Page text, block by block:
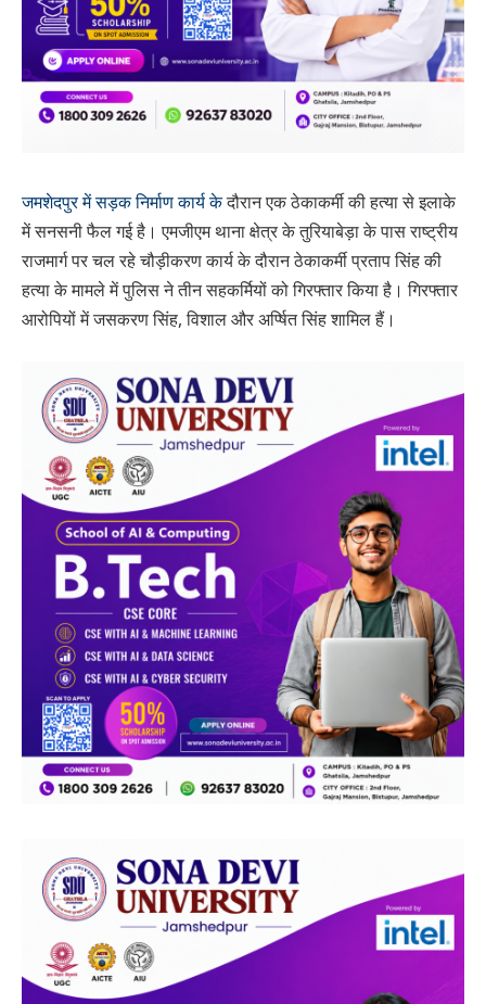
जमशेदपुर में सड़क निर्माण कार्य केदौरान एक ठेकाकर्मी की हत्या से इलाके
में सनसनी फैल गई है। एमजीएम थाना क्षेत्र के तुरियाबेड़ा के पास राष्ट्रीय
राजमार्ग पर चल रहे चौड़ीकरण कार्य के दौरान ठेकाकर्मी प्रताप सिंह की
हत्या के मामले में पुलिस ने तीन सहकर्मियों को गिरफ्तार किया है। गिरफ्तार
आरोपियों में जसकरण सिंह, विशाल और अर्प्षित सिंह शामिल हैं।